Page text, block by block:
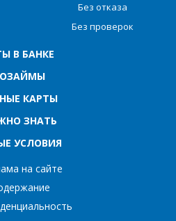
Без отказа
Без проверок
В БАНКЕ
КАРТЫ
ЗНАТЬ
УСЛОВИЯ
на сайте